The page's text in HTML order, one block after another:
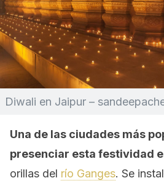
Diwali en Jaipur –
Una de las ciudades más
presenciar esta festividad
orillas del río Ganges. Se